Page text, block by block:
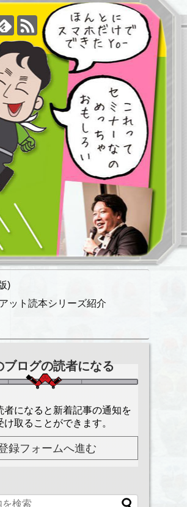
)
ット読本シリーズ紹介
ブログの読者になる
者になると新着記事の通知を
け取ることができます。